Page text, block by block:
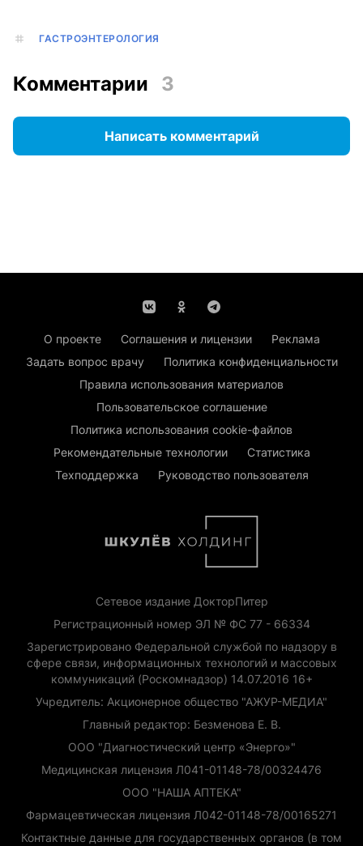
ГАСТРОЭНТЕРОЛОГИЯ
Комментарии 3
Написать комментарий
О проекте Соглашения и лицензии
Реклама
Задать вопрос врачу
Политика конфиденциальности
Правила использования материалов
Пользовательское соглашение
Политика использования cookie-файлов
Рекомендательные технологии
Статистика
Техподдержка
Руководство пользователя
Сетевое издание ДокторПитер
Регистрационный номер ЭЛ № ФС 77 - 66334
Зарегистрировано Федеральной службой по надзору в
сфере связи, информационных технологий и массовых
коммуникаций (Роскомнадзор) 14.07.2016 16+
Учредитель: Акционерное общество "АЖУР-МЕДИА"
Главный редактор: Безменова Е. В.
ООО "Диагностический центр «Энерго»"
Медицинская лицензия Л041-01148-78/00324476
ООО "НАША АПТЕКА"
Фармацевтическая лицензия Л042-01148-78/00165271
Контактные данные для государственных органов (в том